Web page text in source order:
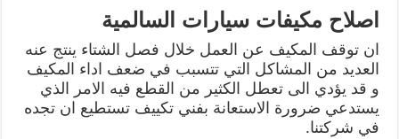
اصلاح مكيفات سيارات السالمية
ان توقف المكيف عن العمل خلال فصل الشتاء ينتج عنه
العديد من المشاكل التي تتسبب في ضعف اداء المكيف
و قد يؤدي الى تعطل الكثير من القطع فيه الامر الذي
يستدعي ضرورة الاستعانة بفني تكييف تستطيع ان تجده
في شركتنا.